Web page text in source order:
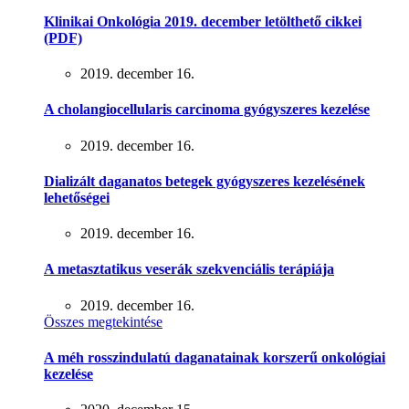
Klinikai Onkológia 2019. december letölthető cikkei
(PDF)
2019. december 16.
A cholangiocellularis carcinoma gyógyszeres kezelése
2019. december 16.
Dializált daganatos betegek gyógyszeres kezelésének
lehetőségei
2019. december 16.
A metasztatikus veserák szekvenciális terápiája
2019. december 16.
Összes megtekintése
A méh rosszindulatú daganatainak korszerű onkológiai
kezelése